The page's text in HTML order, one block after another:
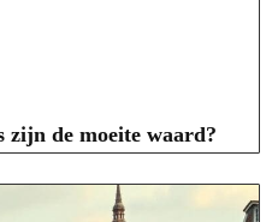
zijn de moeite waard?